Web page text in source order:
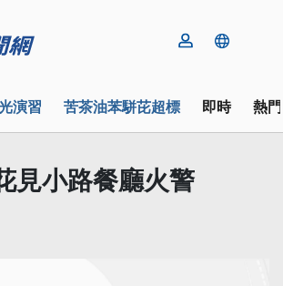
演習 苦茶油苯駢芘超標 即時 熱
見小路餐廳火警